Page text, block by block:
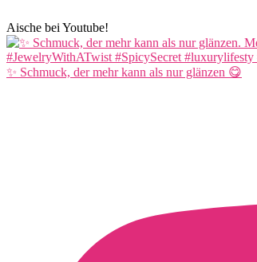
Aische bei Youtube!
✨ Schmuck, der mehr kann als nur glänzen 😋